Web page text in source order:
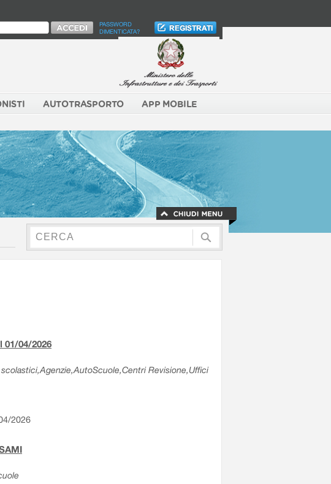
PASSWORD
DIMENTICATA?
AUTOTRASPORTO APP MOBILE
04/2026
Revisione,Uffici
2026